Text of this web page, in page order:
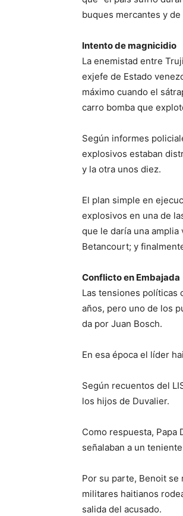
buques mercantes y
Intento de magnicidio
La enemistad entre
exje­fe de Estado
máximo cuando el
ca­rro bomba que
Según informes
explo­sivos estaban
y la otra unos diez.
El plan simple en
explosi­vos en una de
que le daría una
Be­tancourt; y
Conflicto en Embajada
Las tensiones políticas
años, pero uno de los
da por Juan Bosch.
En esa época el líder
Según recuentos del
los hi­jos de Duvalier.
Como respuesta, Papa
señala­ban a un
Por su parte, Benoit se
militares haitianos
salida del acusado.